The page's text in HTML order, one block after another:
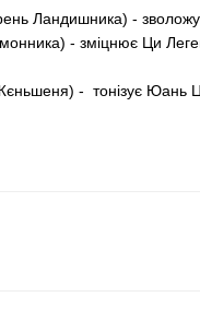
Ландишника) -
- зміцнює Ци
- тонізує Юань